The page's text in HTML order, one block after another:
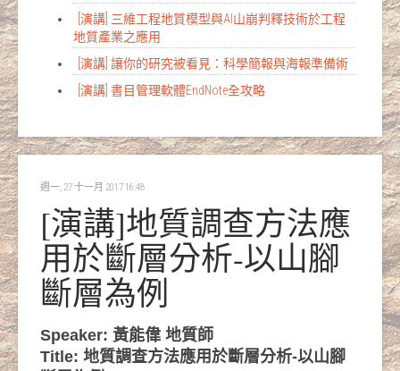
[演講] 三維工程地質模型與AI山崩判釋技術於工程
地質產業之應用
[演講] 讓你的研究被看見：科學簡報與海報準備術
[演講] 書目管理軟體EndNote全攻略
週一, 27 十一月 2017 16:48
[演講]地質調查方法應
用於斷層分析-以山腳
斷層為例
Speaker: 黃能偉 地質師
Title: 地質調查方法應用於斷層分析-以山腳